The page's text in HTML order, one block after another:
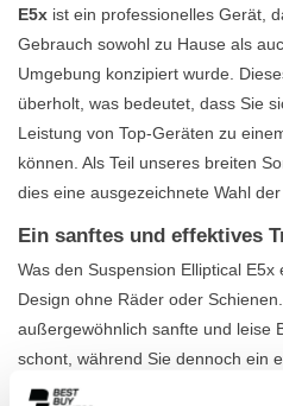
E5x ist ein professionelles Gerät,
Gebrauch sowohl zu Hause als
Umgebung konzipiert wurde.
überholt, was bedeutet, dass Sie
Leistung von Top-Geräten zu
können. Als Teil unseres breiten
dies eine ausgezeichnete Wahl
Ein sanftes und effektives
Was den Suspension Elliptical
Design ohne Räder oder
außergewöhnlich sanfte und leise
schont, während Sie dennoch ein
erhalten. Ein großer Vorteil dieses